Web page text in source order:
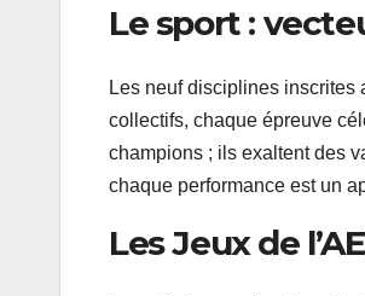
Le sport :
Les neuf disciplines inscrites
collectifs, chaque épreuve
champions ; ils exaltent des
chaque performance est un
Les Jeux de